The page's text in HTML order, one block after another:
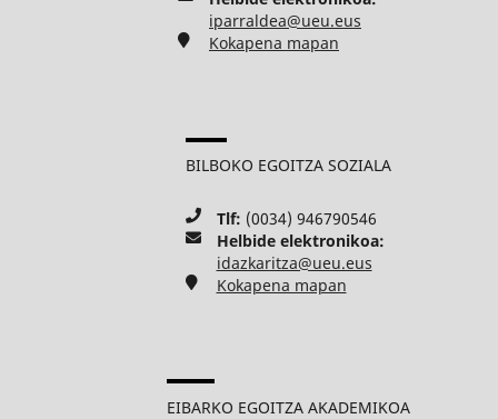
iparraldea@ueu.eus
Kokapena mapan
BILBOKO EGOITZA SOZIALA
Tlf: (0034) 946790546
Helbide elektronikoa:
idazkaritza@ueu.eus
Kokapena mapan
EIBARKO EGOITZA AKADEMIKOA